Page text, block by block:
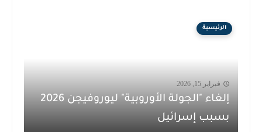
الرئيسية
فبراير 15, 2026
إلغاء "الجولة الأوروبية" ليوروفيجن 2026
بسبب إسرائيل